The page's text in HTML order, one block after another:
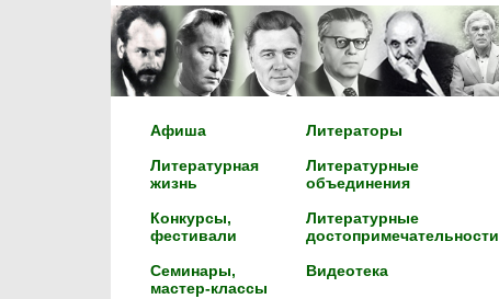
Афиша
Литературная
жизнь
Конкурсы,
фестивали
Семинары,
мастер-классы
Литераторы
Литературные
объединения
Литературные
достопримечательности
Видеотека